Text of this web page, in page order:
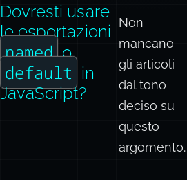
Dovresti usare
le esportazioni
named o
default in
JavaScript?
Non
mancano
gli articoli
dal tono
deciso su
questo
argomento.